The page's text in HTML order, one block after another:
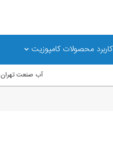
کاربرد محصولات کامپوزیت
آب صنعت تهران